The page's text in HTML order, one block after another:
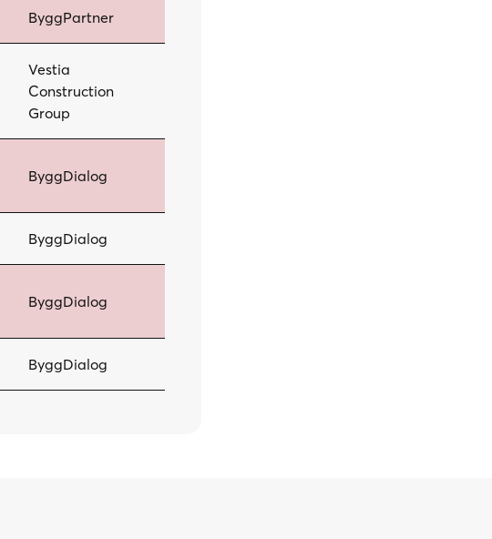
ByggPartner
Vestia
Construction
Group
ByggDialog
ByggDialog
ByggDialog
ByggDialog